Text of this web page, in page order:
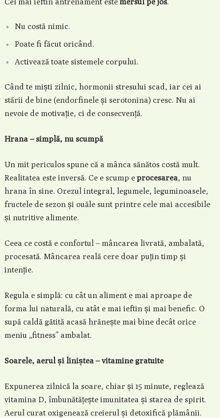
Nu costă nimic.
Poate fi făcut oricând.
Activează toate sistemele corpului.
Când te miști zilnic, hormonii stresului scad, iar cei ai
stării de bine (endorfinele și serotonina) cresc. Nu ai
nevoie de motivație, ci de consecvență.
Hrana – simplă, nu scumpă
Un mit periculos spune că a mânca sănătos costă mult.
Realitatea este inversă. Ce e scump eprocesarea, nu
hrana în sine. Orezul integral, legumele, leguminoasele,
fructele de sezon și ouăle sunt printre cele mai accesibile
și nutritive alimente.
Ceea ce costă e confortul – mâncarea livrată, ambalată,
procesată. Mâncarea reală cere doar puțin timp și
intenție.
Regula e simplă: cu cât un aliment e mai aproape de
forma lui naturală, cu atât e mai ieftin și mai benefic. O
supă caldă gătită acasă hrănește mai bine decât orice
meniu „fitness” ambalat.
Soarele, aerul și liniștea – vitamine gratuite
Expunerea zilnică la soare, chiar și 15 minute, reglează
vitamina D, îmbunătățește imunitatea și starea de spirit.
Aerul curat oxigenează creierul și detoxifică plămânii.